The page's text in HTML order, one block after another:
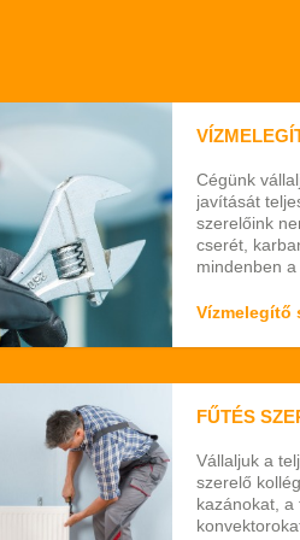
Cégünk
javítását
szerelőink
cserét,
mindenben
Tapasztalt,
hogy
bizalommal,
Vízmelegítő
FŰTÉS
Vállaljuk a
szerelő
kazánokat, a